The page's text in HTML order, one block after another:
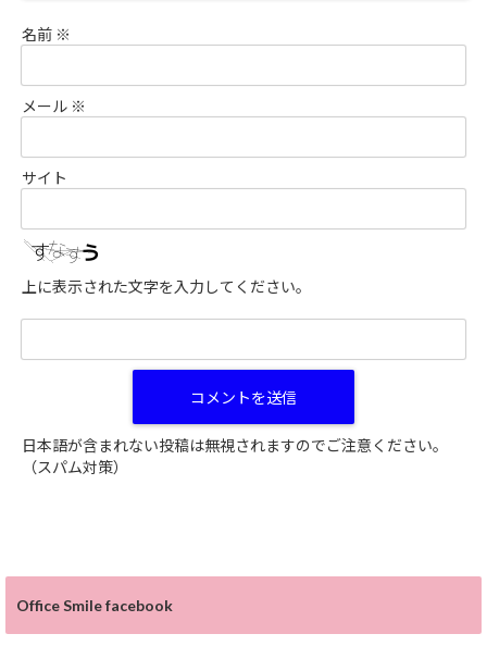
名前 ※
メール ※
サイト
上に表示された文字を入力してください。
日本語が含まれない投稿は無視されますのでご注意ください。
（スパム対策）
Office Smile facebook